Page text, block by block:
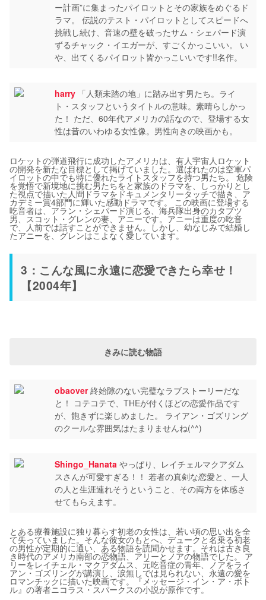
ー計画”に集まったパイロットとその家族をめぐるド
ラマ。 伝説のテスト・パイロットとしてスピードへ
挑戦し続け、音速の壁を破ったサム・シェパード演
ずるチャック・イエガーが、すごくかっこいい。 い
や、出てくるパイロット皆かっこいいです!!名作。
harry 「人類未踏の地」に踏み出す男たち。ライ
ト・スタッフというタイトルの意味。素晴らしかっ
た！ ただ、60年代アメリカの話なので、登場する女
性は昔のいわゆる女性像。男性向きの映画かも。
ロケットの弾道飛行に成功したアメリカは、有人宇宙人ロケット
の開発を新たな目標として掲げていました。選ばれたのは空軍パ
イロットの中でも特に優れたライトスタッフを持つ男たち。 危険
を覚悟で新境地に挑む男たちをと家族のドラマを、しっかりとし
た視点で描いた人間ドラマをドキュメンタリータッチで描き、ア
カデミー賞4部門に輝いた感動ドラマです。 この映画に登場する
吃音者は、アラン・シェパード演じる、海兵隊出身のカタブツ
男、スコット・グレンの妻、アニーです。アニーは重度の吃音
で、人前では話すことができません。しかし、幼なじみで結婚し
たアニーを、グレンはこよなく愛しています。
3：こんな風に永遠に恋愛できたら幸せ！
【2004年】
きみに読む物語
obaover終始隙のない完璧なラブストーリーだな
と！ コテコテで、THEが付くほどの恋愛作品です
が、飽きずに楽しめました。 ライアン・ゴズリング
のクールな雰囲気はたまりませんね(^^)
Shingo_Hanata やっぱり、レイチェルマクアダム
スさんが可愛すぎる！！ 若者の真剣な恋愛と、一人
の人と生涯連れそうということ、その両方を体感さ
せてもらえます。
とある療養施設に独り暮らす初老の女性は、若い頃の思い出を全
て失っていました。そんな彼女のもとへ、デュークと名乗る初老
の男性が定期的に通い、ある物語を読聞かせます。それは古き良
き時代のアメリカ南部の恋物語、アリーとノアの物語でした。 ア
リーをレイチェル・マクアダムス、元吃音症の青年、ノアをライ
アン・ゴズリングが講演し、涙無しでは見られない、永遠の愛を
ロマンチックに描いた映画です。『メッセージ・イン・ア・ボト
ル』の著者ニコラス・スパークスの小説が原作です。